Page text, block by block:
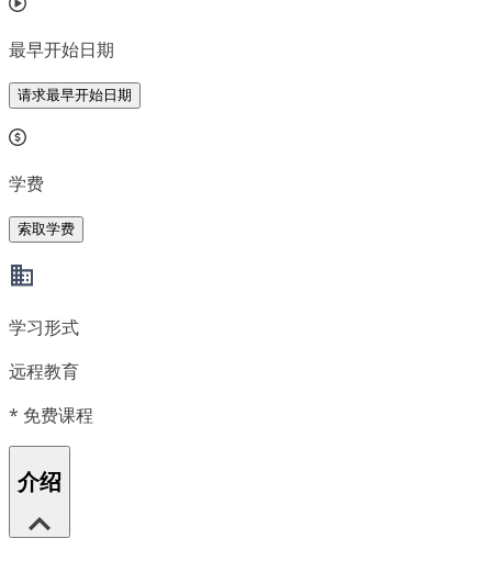
最早开始日期
请求最早开始日期
学费
索取学费
学习形式
远程教育
* 免费课程
介绍